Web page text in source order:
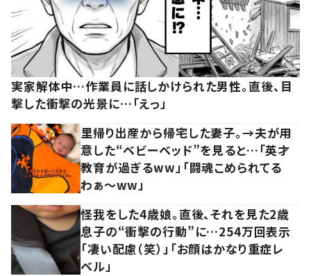
実家解体中…作業員に話しかけられた男性。直後、目
撃した衝撃の光景に…「えっ」
里帰り出産から帰宅した妻子。→夫が用
意した“ベビーベッド”を見ると…「英才
教育が過ぎるww」「闘魂こめられてる
わぁ～ww」
怪我をした4歳娘。直後、それを見た2歳
息子の“衝撃の行動”に…254万回表示
「凄い配慮（笑）」「お顔はかなり重症レ
ベル」